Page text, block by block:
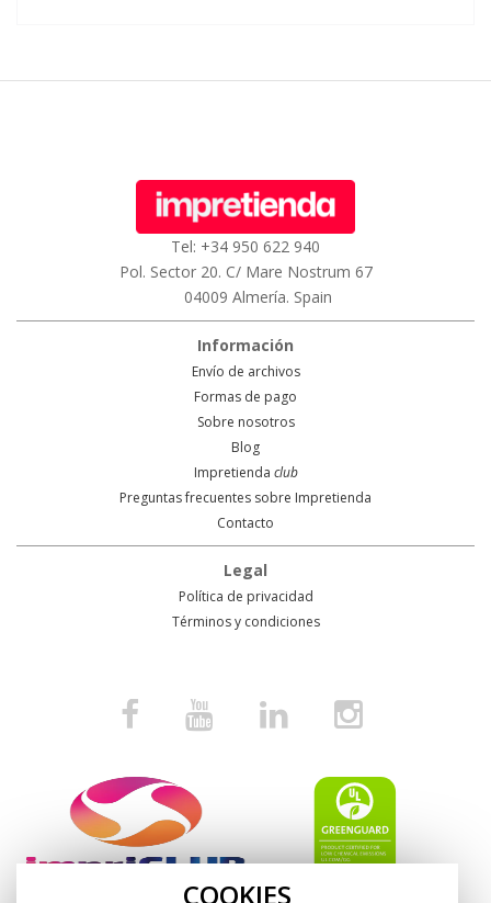
COOKIES
Tel: +34 950 622 940
Pol. Sector 20. C/ Mare Nostrum 67
04009 Almería. Spain
Información
Envío de archivos
Formas de pago
Sobre nosotros
Blog
Impretienda club
Preguntas frecuentes sobre Impretienda
Contacto
Legal
Política de privacidad
Términos y condiciones